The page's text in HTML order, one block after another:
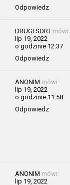
Odpowiedz
DRUGI SORT mówi:
lip 19, 2022
o godzinie 12:37
Odpowiedz
ANONIM mówi:
lip 19, 2022
o godzinie 11:58
Odpowiedz
ANONIM mówi:
lip 19, 2022